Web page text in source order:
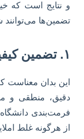
و نتایج است که
تضمین‌ها می‌توانند
۱. تضمین کیفیت محتوا و نگارش
این بدان معناست
دقیق، منطقی و
فرمت‌بندی
از هرگونه غلط